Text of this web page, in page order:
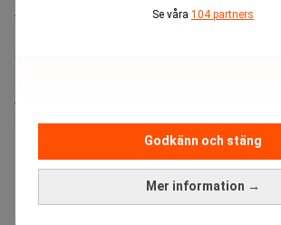
Se våra 104 partners
Mer information →
Godkänn och stäng
Bolagsjurist till Eltel AB
Sista ansökningsdag:
Sista ansökningsdag:13/06/2026
ANNONS